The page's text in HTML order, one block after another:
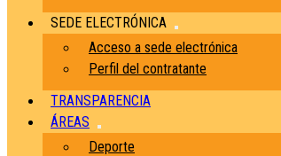
SEDE ELECTRÓNICA
Acceso a sede electrónica
Perfil del contratante
TRANSPARENCIA
ÁREAS
Deporte